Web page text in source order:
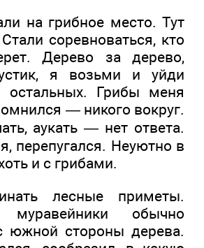
на грибное место. Тут
соревноваться, кто
Дерево за дерево,
я возьми и уйди
остальных. Грибы меня
— никого вокруг.
аукать — нет ответа.
перепугался. Неуютно в
и с грибами.
лесные приметы.
обычно
южной стороны дерева.